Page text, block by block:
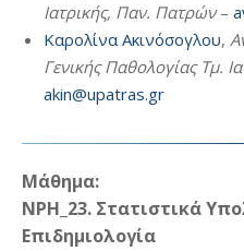
Ιατρικής, Παν. Πατρών–
Kαρολίνα Ακινόσογλου,
Γενικής Παθολογίας Τμ.
akin@upatras.gr
Μάθημα:
ΝΡΗ_23. Στατιστικά
Επιδημιολογία